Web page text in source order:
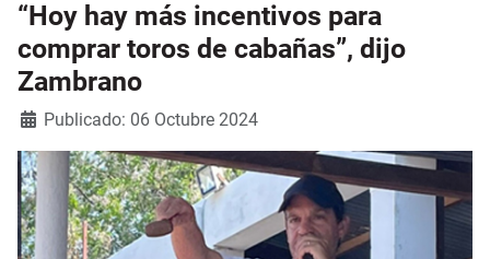
“Hoy hay más incentivos para
comprar toros de cabañas”, dijo
Zambrano
Detalles
Publicado: 06 Octubre 2024